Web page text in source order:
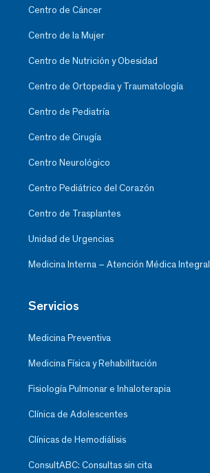
Centro de Cáncer
Centro de la Mujer
Centro de Nutrición y Obesidad
Centro de Ortopedia y Traumatología
Centro de Pediatría
Centro de Cirugía
Centro Neurológico
Centro Pediátrico del Corazón
Centro de Trasplantes
Unidad de Urgencias
Medicina Interna – Atención Médica Integral
Servicios
Medicina Preventiva
Medicina Física y Rehabilitación
Fisiología Pulmonar e Inhaloterapia
Clínica de Adolescentes
Clínicas de Hemodiálisis
ConsultABC: Consultas sin cita